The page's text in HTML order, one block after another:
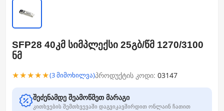
SFP28 40კმ სიმპლექსი 25გბ/წმ 1270/3100
ნმ
★★★★★(3 მიმოხილვა)პროდუქტის კოდი: 03147
შეძენამდე შეამოწმეთ მარაგი
კითხვების შემთხვევაში დაგვიკავშირდით ონლაინ ჩათით